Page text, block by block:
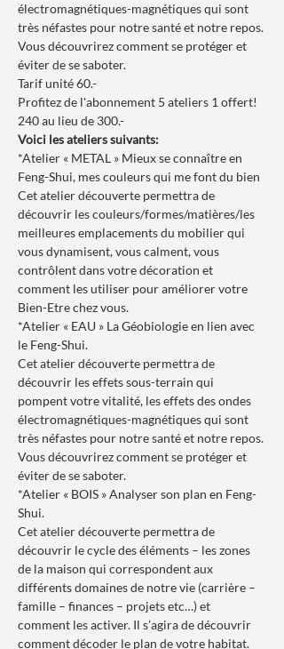
électromagnétiques-magnétiques qui sont
très néfastes pour notre santé et notre repos.
Vous découvrirez comment se protéger et
éviter de se saboter.
Tarif unité 60.-
Profitez de l'abonnement 5 ateliers 1 offert!
240 au lieu de 300.-
Voici les ateliers suivants:
*Atelier « METAL » Mieux se connaître en
Feng-Shui, mes couleurs qui me font du bien
Cet atelier découverte permettra de
découvrir les couleurs/formes/matières/les
meilleures emplacements du mobilier qui
vous dynamisent, vous calment, vous
contrôlent dans votre décoration et
comment les utiliser pour améliorer votre
Bien-Etre chez vous.
*Atelier « EAU » La Géobiologie en lien avec
le Feng-Shui.
Cet atelier découverte permettra de
découvrir les effets sous-terrain qui
pompent votre vitalité, les effets des ondes
électromagnétiques-magnétiques qui sont
très néfastes pour notre santé et notre repos.
Vous découvrirez comment se protéger et
éviter de se saboter.
*Atelier « BOIS » Analyser son plan en Feng-
Shui.
Cet atelier découverte permettra de
découvrir le cycle des éléments – les zones
de la maison qui correspondent aux
différents domaines de notre vie (carrière –
famille – finances – projets etc…) et
comment les activer. Il s’agira de découvrir
comment décoder le plan de votre habitat.